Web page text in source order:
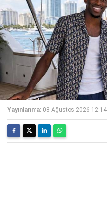
Yayınlanma: 08 Ağustos 2026 12:14